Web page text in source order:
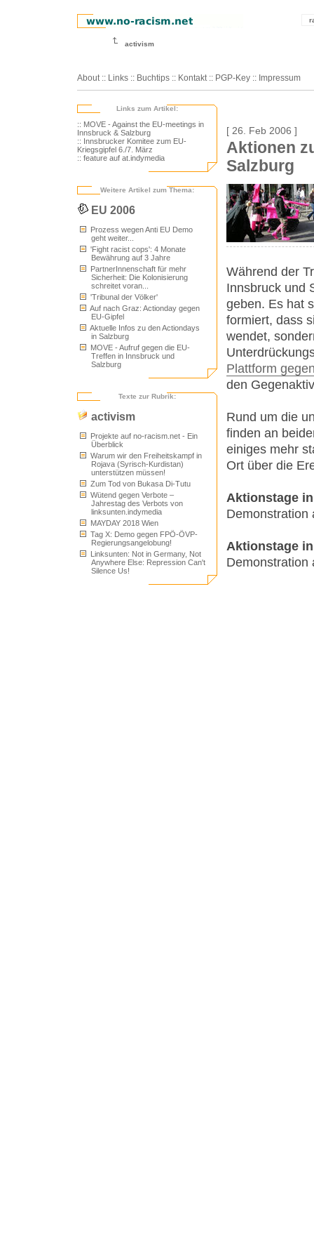
activism
About :: Links :: Buchtips :: Kontakt :: PGP-Key :: Impressum
Links zum Artikel:
:: MOVE - Against the EU-meetings in
Innsbruck & Salzburg
:: Innsbrucker Komitee zum EU-
Kriegsgipfel 6./7. März
:: feature auf at.indymedia
Weitere Artikel zum Thema:
EU 2006
Prozess wegen Anti EU Demo
geht weiter...
'Fight racist cops': 4 Monate
Bewährung auf 3 Jahre
PartnerInnenschaft für mehr
Sicherheit: Die Kolonisierung
schreitet voran...
'Tribunal der Völker'
Auf nach Graz: Actionday gegen
EU-Gipfel
Aktuelle Infos zu den Actiondays
in Salzburg
MOVE - Aufruf gegen die EU-
Treffen in Innsbruck und
Salzburg
Texte zur Rubrik:
activism
Projekte auf no-racism.net - Ein
Überblick
Warum wir den Freiheitskampf in
Rojava (Syrisch-Kurdistan)
unterstützen müssen!
Zum Tod von Bukasa Di-Tutu
Wütend gegen Verbote –
Jahrestag des Verbots von
linksunten.indymedia
MAYDAY 2018 Wien
Tag X: Demo gegen FPÖ-ÖVP-
Regierungsangelobung!
Linksunten: Not in Germany, Not
Anywhere Else: Repression Can't
Silence Us!
[ 26. Feb 2006 ]
Aktionen
Salzburg
Während der
Innsbruck und
geben. Es hat
formiert, dass
wendet,
Plattform
den
Rund um die
finden an
einiges mehr
Ort über die
Aktionstage
Demonstration
Aktionstage
Demonstration